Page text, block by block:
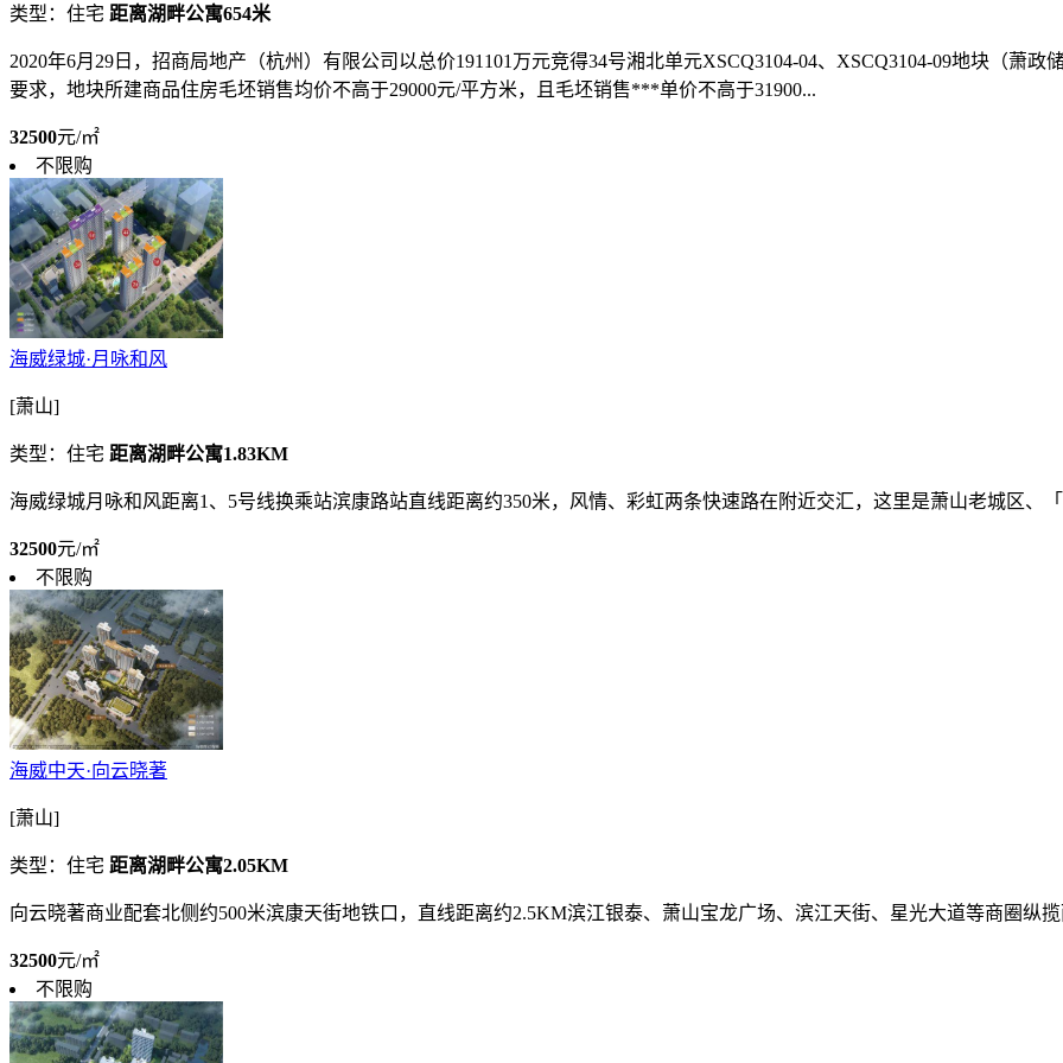
类型：住宅 距离湖畔公寓654米
2020年6月29日，招商局地产（杭州）有限公司以总价191101万元竞得34号湘北单元XSCQ3104-04、XSCQ3104-09地块（萧政
要求，地块所建商品住房毛坯销售均价不高于29000元/平方米，且毛坯销售***单价不高于31900...
32500元/㎡
不限购
海威绿城·月咏和风
[萧山]
类型：住宅 距离湖畔公寓1.83KM
海威绿城月咏和风距离1、5号线换乘站滨康路站直线距离约350米，风情、彩虹两条快速路在附近交汇，这里是萧山老城区、「
32500元/㎡
不限购
海威中天·向云晓著
[萧山]
类型：住宅 距离湖畔公寓2.05KM
向云晓著商业配套北侧约500米滨康天街地铁口，直线距离约2.5KM滨江银泰、萧山宝龙广场、滨江天街、星光大道等商圈纵
32500元/㎡
不限购